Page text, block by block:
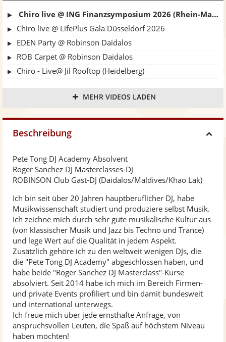
Chiro live @ ING Finanzsymposium 2026 (Rhein-Main CongressCenter Wiesbaden)
Chiro live @ LifePlus Gala Düsseldorf 2026
EDEN Party @ Robinson Daidalos
ROB Carpet @ Robinson Daidalos
Chiro - Live@ Jil Rooftop (Heidelberg)
IMEX Party FFM / Teil 1: Disco Remixed
Moby - Porcelain (Chiro Remix)
The Prodigy - Smack My Bitch Up (Chiro Remix)
MEHR VIDEOS LADEN
Beschreibung
Pete Tong DJ Academy Absolvent
Roger Sanchez DJ Masterclasses-DJ
ROBINSON Club Gast-DJ (Daidalos/Maldives/Khao Lak)
Ich bin seit über 20 Jahren hauptberuflicher DJ, habe
Musikwissenschaft studiert und produziere selbst Musik.
Ich zeichne mich durch sehr gute musikalische Kultur aus
(von klassischer Musik und Jazz bis Techno und Trance)
und lege Wert auf die Qualität in jedem Aspekt.
Zusätzlich gehöre ich zu den weltweit wenigen DJs, die
die "Pete Tong DJ Academy" abgeschlossen haben, und
habe beide "Roger Sanchez DJ Masterclass"-Kurse
absolviert. Seit 2014 habe ich mich im Bereich Firmen-
und private Events profiliert und bin damit bundesweit
und international unterwegs.
Ich freue mich über jede ernsthafte Anfrage, von
anspruchsvollen Leuten, die Spaß auf höchstem Niveau
haben möchten!